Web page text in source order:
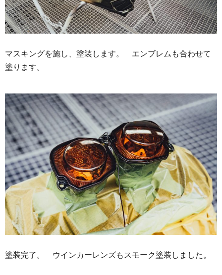
マスキングを施し、塗装します。 エンブレムも合わせて
塗ります。
塗装完了。 ウインカーレンズもスモーク塗装しました。